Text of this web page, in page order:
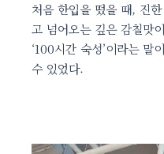
처음 한입을 떴을 때, 진
고 넘어오는 깊은 감칠맛
‘100시간 숙성’이라는 말
수 있었다.